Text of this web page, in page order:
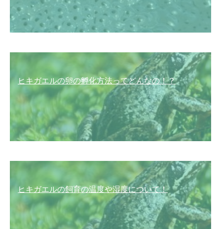
ヒキガエルの卵の孵化方法ってどんなの！？
ヒキガエルの飼育の温度や湿度について！